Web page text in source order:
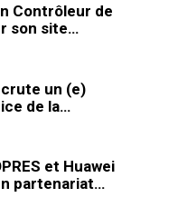
Contrôleur de
son site…
un (e)
de la…
et Huawei
partenariat…